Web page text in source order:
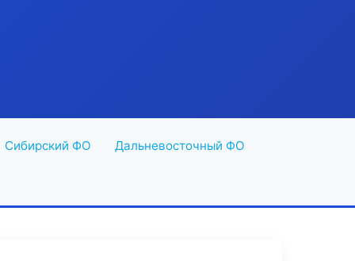
Сибирский ФО Дальневосточный ФО